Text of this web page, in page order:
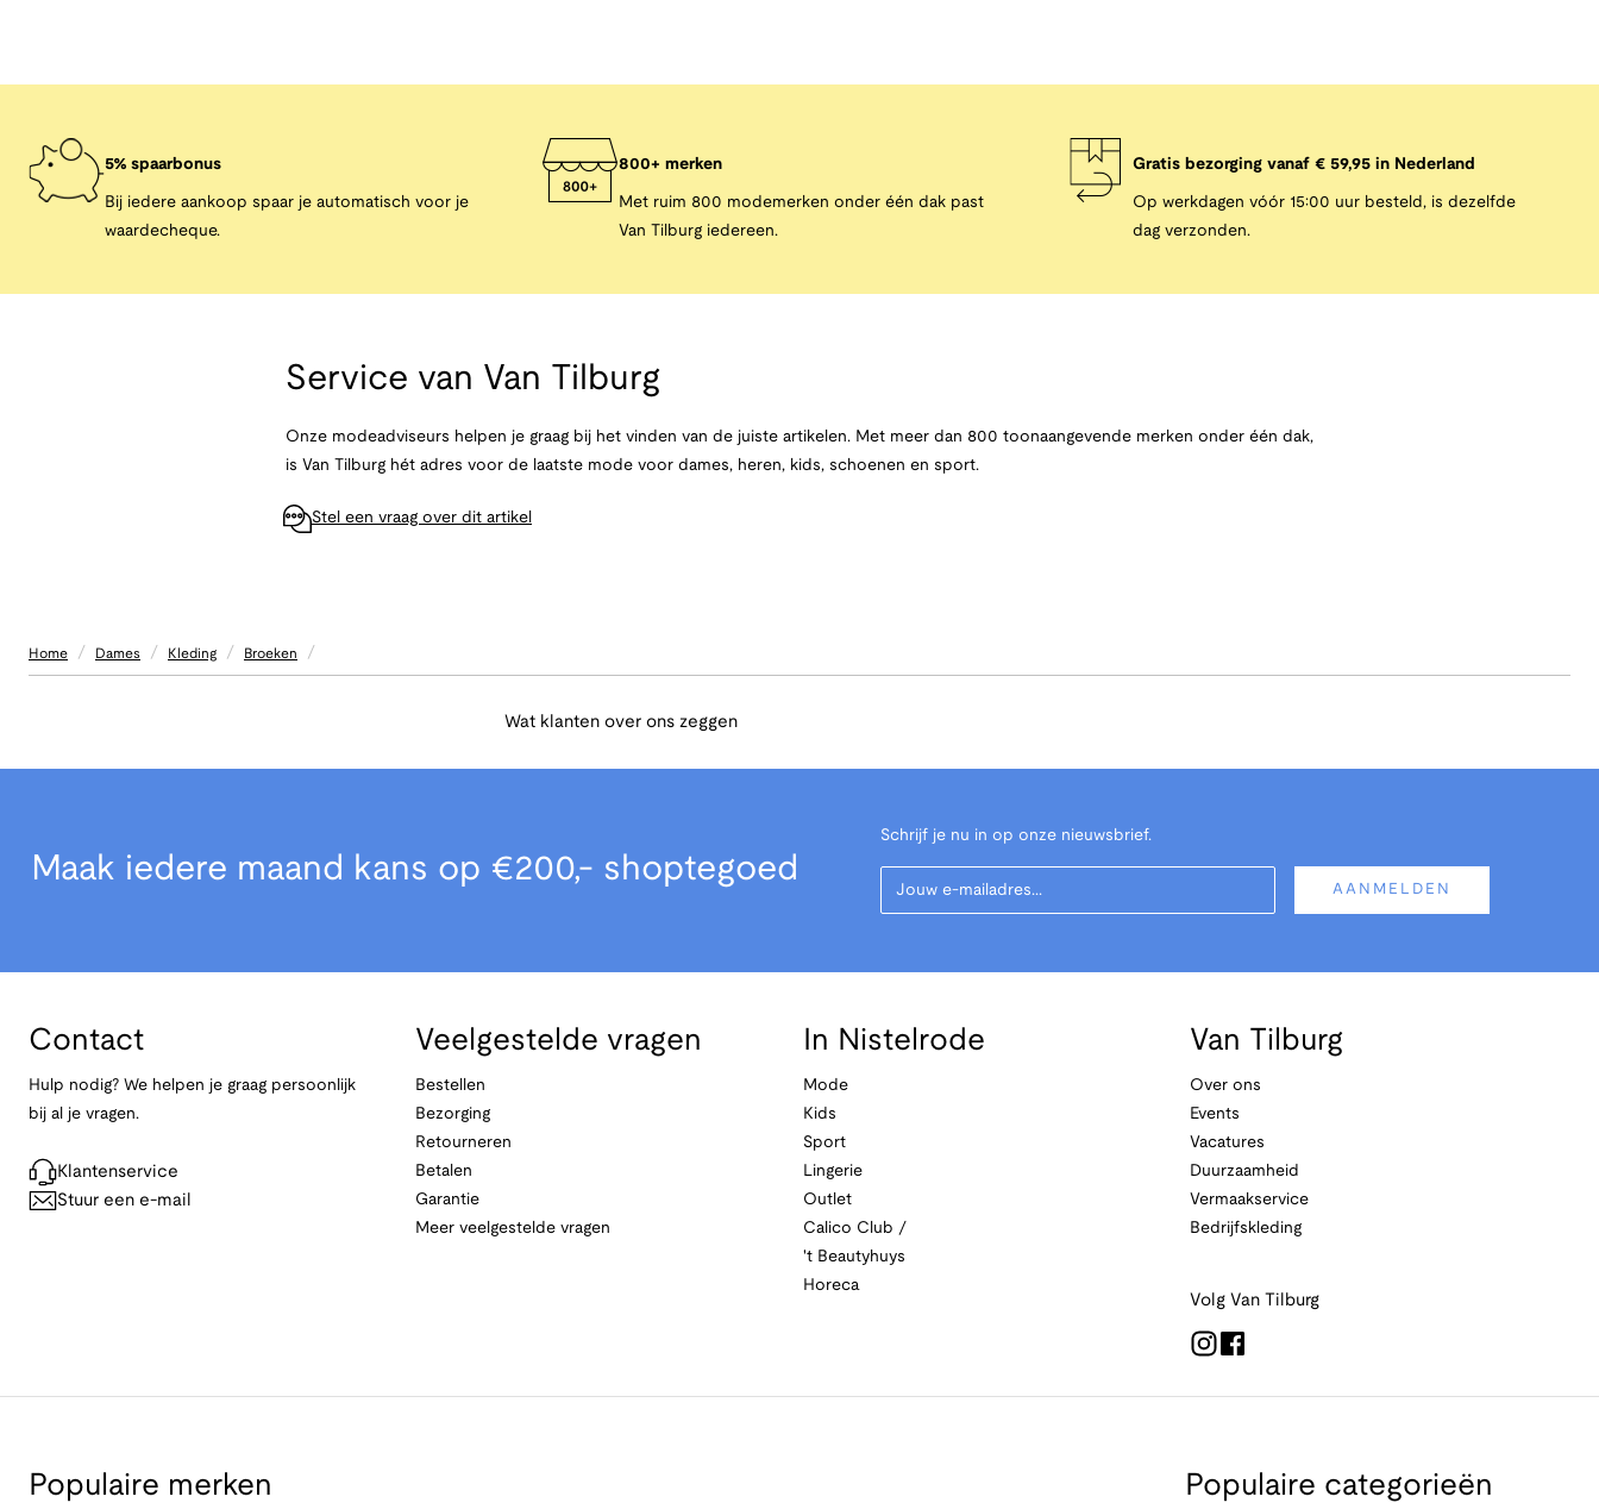
5% spaarbonus
Bij iedere aankoop spaar je automatisch voor je
waardecheque.
800+ merken
Met ruim 800 modemerken onder één dak past
Van Tilburg iedereen.
Gratis bezorging vanaf € 59,95 in Nederland
Op werkdagen vóór 15:00 uur besteld, is dezelfde
dag verzonden.
Service van Van Tilburg
Onze modeadviseurs helpen je graag bij het vinden van de juiste artikelen. Met meer dan 800 toonaangevende merken onder één dak,
is Van Tilburg hét adres voor de laatste mode voor dames, heren, kids, schoenen en sport.
Stel een vraag over dit artikel
Home / Dames / Kleding / Broeken /
Wat klanten over ons zeggen
Maak iedere maand kans op €200,- shoptegoed
Schrijf je nu in op onze nieuwsbrief.
Your Email
AANMELDEN
Contact
Hulp nodig? We helpen je graag persoonlijk
bij al je vragen.
Klantenservice
Stuur een e-mail
Veelgestelde vragen
Bestellen
Bezorging
Retourneren
Betalen
Garantie
Meer veelgestelde vragen
In Nistelrode
Mode
Kids
Sport
Lingerie
Outlet
Calico Club /
't Beautyhuys
Horeca
Van Tilburg
Over ons
Events
Vacatures
Duurzaamheid
Vermaakservice
Bedrijfskleding
Volg Van Tilburg
Populaire merken Populaire categorieën